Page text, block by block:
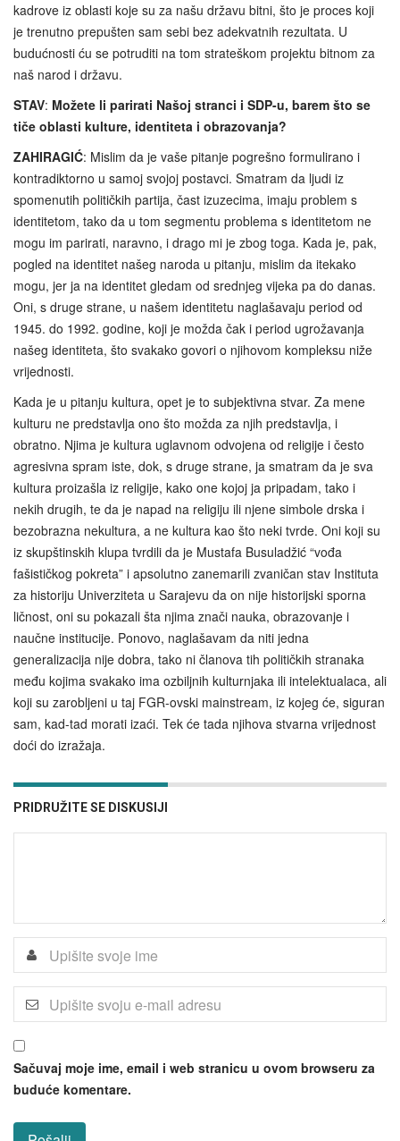
kadrove iz oblasti koje su za našu državu bitni, što je proces koji
je trenutno prepušten sam sebi bez adekvatnih rezultata. U
budućnosti ću se potruditi na tom strateškom projektu bitnom za
naš narod i državu.
STAV: Možete li parirati Našoj stranci i SDP-u, barem što se
tiče oblasti kulture, identiteta i obrazovanja?
ZAHIRAGIĆ: Mislim da je vaše pitanje pogrešno formulirano i
kontradiktorno u samoj svojoj postavci. Smatram da ljudi iz
spomenutih političkih partija, čast izuzecima, imaju problem s
identitetom, tako da u tom segmentu problema s identitetom ne
mogu im parirati, naravno, i drago mi je zbog toga. Kada je, pak,
pogled na identitet našeg naroda u pitanju, mislim da itekako
mogu, jer ja na identitet gledam od srednjeg vijeka pa do danas.
Oni, s druge strane, u našem identitetu naglašavaju period od
1945. do 1992. godine, koji je možda čak i period ugrožavanja
našeg identiteta, što svakako govori o njihovom kompleksu niže
vrijednosti.
Kada je u pitanju kultura, opet je to subjektivna stvar. Za mene
kulturu ne predstavlja ono što možda za njih predstavlja, i
obratno. Njima je kultura uglavnom odvojena od religije i često
agresivna spram iste, dok, s druge strane, ja smatram da je sva
kultura proizašla iz religije, kako one kojoj ja pripadam, tako i
nekih drugih, te da je napad na religiju ili njene simbole drska i
bezobrazna nekultura, a ne kultura kao što neki tvrde. Oni koji su
iz skupštinskih klupa tvrdili da je Mustafa Busuladžić “vođa
fašističkog pokreta” i apsolutno zanemarili zvaničan stav Instituta
za historiju Univerziteta u Sarajevu da on nije historijski sporna
ličnost, oni su pokazali šta njima znači nauka, obrazovanje i
naučne institucije. Ponovo, naglašavam da niti jedna
generalizacija nije dobra, tako ni članova tih političkih stranaka
među kojima svakako ima ozbiljnih kulturnjaka ili intelektualaca, ali
koji su zarobljeni u taj FGR-ovski mainstream, iz kojeg će, siguran
sam, kad-tad morati izaći. Tek će tada njihova stvarna vrijednost
doći do izražaja.
PRIDRUŽITE SE DISKUSIJI
Sačuvaj moje ime, email i web stranicu u ovom browseru za
buduće komentare.